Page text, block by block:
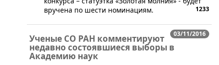
вручена по шести номинациям.
1233
03/11/2016
Ученые СО РАН комментируют
недавно состоявшиеся выборы в
Академию наук